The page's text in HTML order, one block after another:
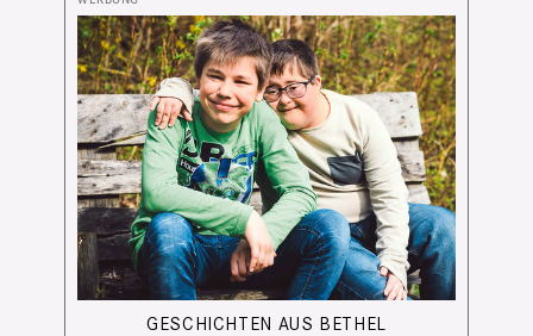
GESCHICHTEN AUS BETHEL